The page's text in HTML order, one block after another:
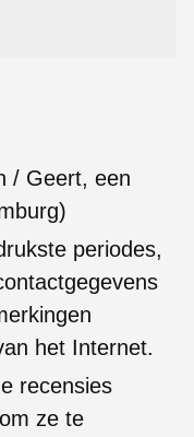
/ Geert, een
periodes,
het Internet.
recensies
ze te